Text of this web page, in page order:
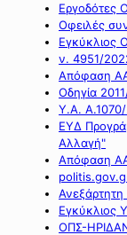
Εργοδότες
Οφειλές
Εγκύκλιος
ν. 4951/
Απόφαση
Οδηγία
Υ.Α.
ΕΥΔ
Αλλαγή"
Απόφαση
ΟΠΣ-